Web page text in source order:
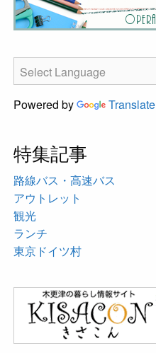
Powered by Translate
特集記事
路線バス・高速バス
アウトレット
観光
ランチ
東京ドイツ村